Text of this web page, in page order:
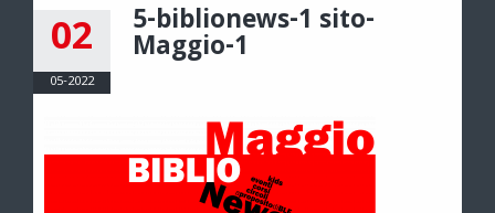
02
05-2022
5-biblionews-1 sito-
Maggio-1